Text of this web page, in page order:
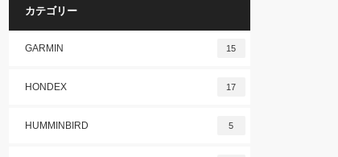
カテゴリー
GARMIN 15
HONDEX 17
HUMMINBIRD 5